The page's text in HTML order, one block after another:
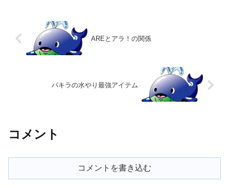
AREとアラ！の関係
パキラの水やり最強アイテム
コメント
コメントを書き込む